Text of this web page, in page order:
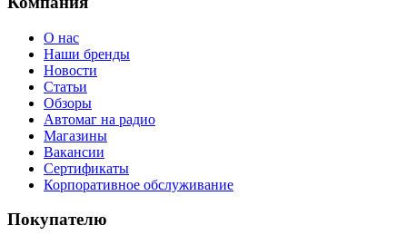
О нас
Наши бренды
Новости
Статьи
Обзоры
Автомаг на радио
Магазины
Вакансии
Сертификаты
Корпоративное обслуживание
Покупателю